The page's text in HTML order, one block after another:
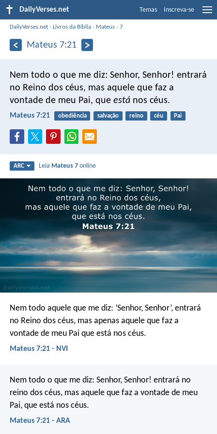
DailyVerses.net Temas Inscreva-se
DailyVerses.net ›Livros da Bíblia › Mateus ›7
Mateus 7:21
Nem todo o que me diz: Senhor, Senhor! entrará
no Reino dos céus, mas aquele que faz a
vontade de meu Pai, que está nos céus.
Mateus 7:21 obediência salvação reino céu Pai
ARC Leia Mateus 7 online
Nem todo aquele que me diz: ‘Senhor, Senhor’, entrará
no Reino dos céus, mas apenas aquele que faz a
vontade de meu Pai que está nos céus.
Mateus 7:21 - NVI
Nem todo o que me diz: Senhor, Senhor! entrará no
reino dos céus, mas aquele que faz a vontade de meu
Pai, que está nos céus.
Mateus 7:21 - ARA